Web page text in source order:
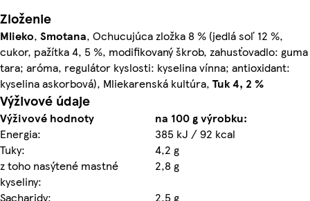
Zloženie
Mlieko, Smotana, Ochucujúca zložka 8 % (jedlá soľ 12 %,
cukor, pažítka 4, 5 %, modifikovaný škrob, zahusťovadlo: guma
tara; aróma, regulátor kyslosti: kyselina vínna; antioxidant:
kyselina askorbová), Mliekarenská kultúra, Tuk 4, 2 %
Výživové údaje
Výživové hodnoty
na 100 g výrobku:
Energia:
385 kJ / 92 kcal
Tuky:
4,2 g
z toho nasýtené mastné
kyseliny:
2,8 g
Sacharidy:
2,5 g